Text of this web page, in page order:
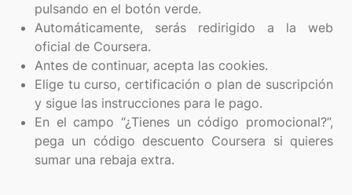
pulsando en el botón verde.
Automáticamente, serás redirigido a la web
oficial de Coursera.
Antes de continuar, acepta las cookies.
Elige tu curso, certificación o plan de suscripción
y sigue las instrucciones para le pago.
En el campo “¿Tienes un código promocional?”,
pega un código descuento Coursera si quieres
sumar una rebaja extra.